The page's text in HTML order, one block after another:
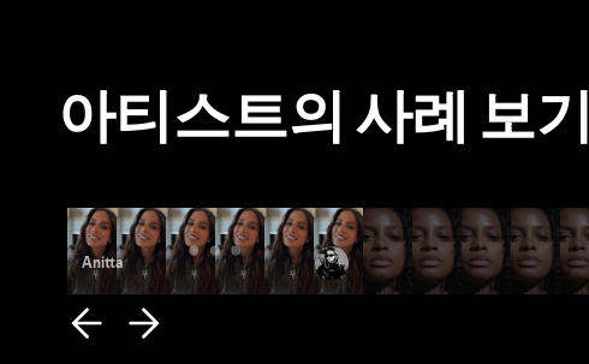
아티스트의 사례 보기
Anitta Fana Hues